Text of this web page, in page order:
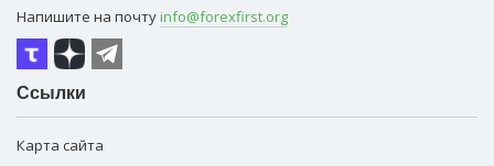
Напишите на почту info@forexfirst.org
Ссылки
Карта сайта